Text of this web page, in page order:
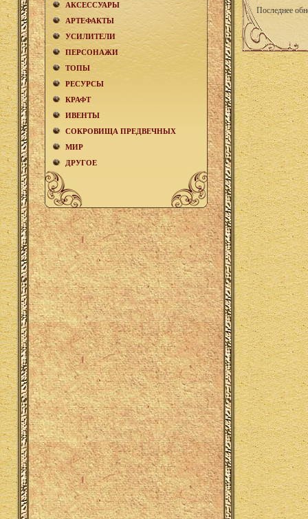
АКCЕСCУАРЫ
АРТЕФАКТЫ
УСИЛИТЕЛИ
ПЕРСОНАЖИ
ТОПЫ
РЕСУРСЫ
КРАФТ
ИВЕНТЫ
СОКРОВИЩА ПРЕДВЕЧНЫХ
МИР
ДРУГОЕ
Последнее